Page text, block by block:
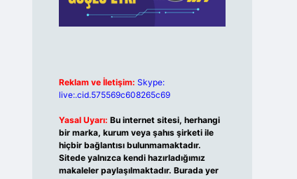
Reklam ve İletişim: Skype:
live:.cid.575569c608265c69
Yasal Uyarı: Bu internet sitesi, herhangi
bir marka, kurum veya şahıs şirketi ile
hiçbir bağlantısı bulunmamaktadır.
Sitede yalnızca kendi hazırladığımız
makaleler paylaşılmaktadır. Burada yer